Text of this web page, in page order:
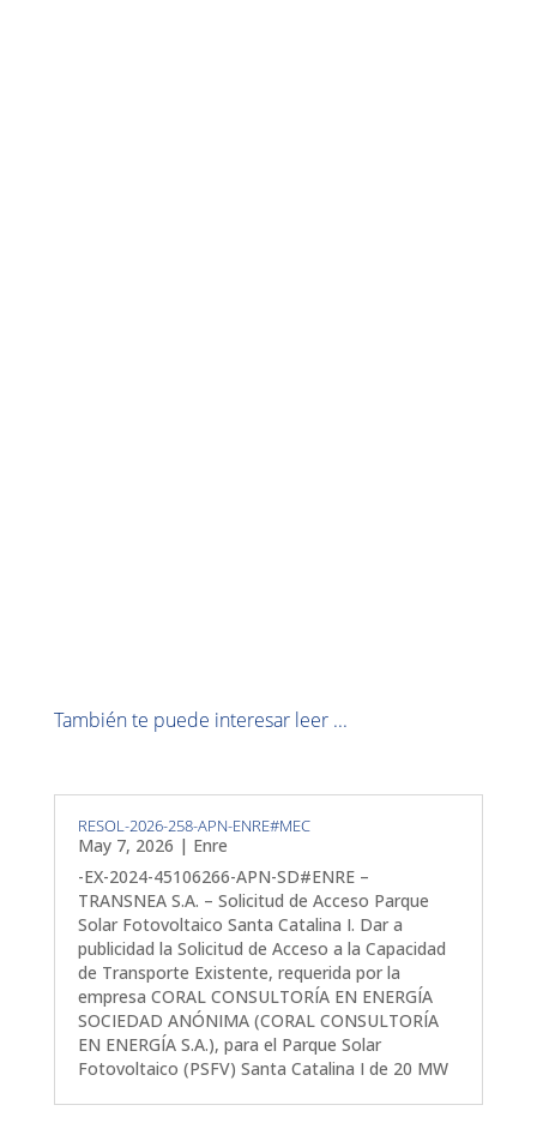
También te puede interesar leer ...
RESOL-2026-258-APN-ENRE#MEC
May 7, 2026 | Enre
-EX-2024-45106266-APN-SD#ENRE –
TRANSNEA S.A. – Solicitud de Acceso Parque
Solar Fotovoltaico Santa Catalina I. Dar a
publicidad la Solicitud de Acceso a la Capacidad
de Transporte Existente, requerida por la
empresa CORAL CONSULTORÍA EN ENERGÍA
SOCIEDAD ANÓNIMA (CORAL CONSULTORÍA
EN ENERGÍA S.A.), para el Parque Solar
Fotovoltaico (PSFV) Santa Catalina I de 20 MW